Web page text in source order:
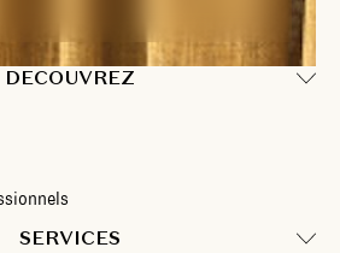
DECOUVREZ
SERVICES